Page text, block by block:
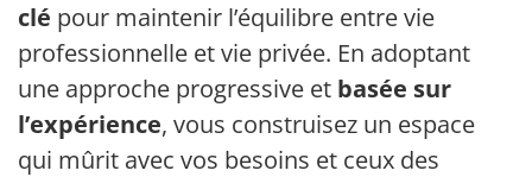
clé pour maintenir l’équilibre entre vie
professionnelle et vie privée. En adoptant
une approche progressive et basée sur
l’expérience, vous construisez un espace
qui mûrit avec vos besoins et ceux des